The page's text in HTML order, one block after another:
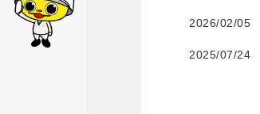
2026/02/05
2025/07/24